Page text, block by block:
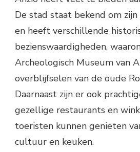
De stad staat bekend om zijn
en heeft verschillende
bezienswaardigheden,
Archeologisch Museum van
overblijfselen van de oude
Daarnaast zijn er ook
gezellige restaurants en
toeristen kunnen genieten
cultuur en keuken.